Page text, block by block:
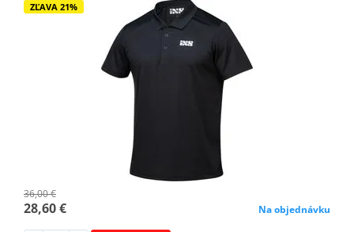
ZĽAVA 21%
36,00 €
28,60 € Na objednávku